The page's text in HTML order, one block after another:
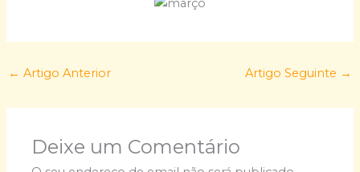
← Artigo Anterior Artigo Seguinte →
Deixe um Comentário